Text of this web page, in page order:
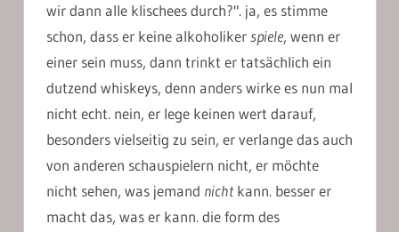
wir dann alle klischees durch?". ja, es stimme
schon, dass er keine alkoholikerspiele, wenn er
einer sein muss, dann trinkt er tatsächlich ein
dutzend whiskeys, denn anders wirke es nun mal
nicht echt. nein, er lege keinen wert darauf,
besonders vielseitig zu sein, er verlange das auch
von anderen schauspielern nicht, er möchte
nicht sehen, was jemand nichtkann. besser er
macht das, was er kann. die form des